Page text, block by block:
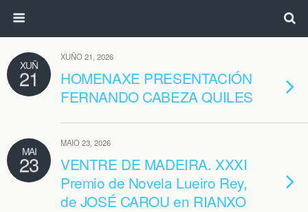
XUÑ
21
XUÑO 21, 2026
HOMENAXE PRESENTACIÓN
FERNANDO CABEZA QUILES
MAI
23
MAIO 23, 2026
VENTRE DE MADEIRA. XXXI
Premio de Novela Lueiro Rey,
de JOSÉ CAROU en RIANXO